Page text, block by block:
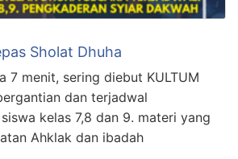
Sholat Dhuha
7 menit, sering diebut KULTUM
dan terjadwal
kelas 7,8 dan 9. materi yang
Ahklak dan ibadah